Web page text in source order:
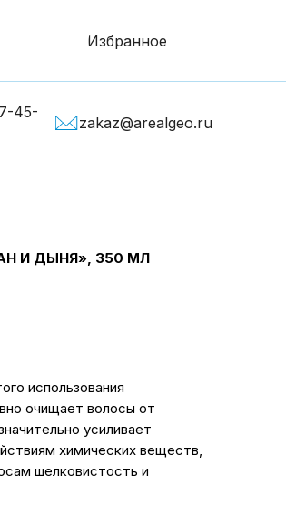
Избранное
45-
zakaz@arealgeo.ru
И ДЫНЯ», 350 МЛ
использования
очищает волосы от
усиливает
химических веществ,
шелковистость и